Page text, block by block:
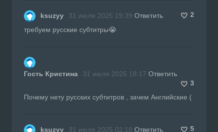
ksuzyy 31 июля 2025 19:39 Ответить
2
требуем русские субтитры😭
Гость Кристина 31 июля 2025 18:17 Ответить
3
Почему нету русских субтитров , зачем Английские (
ksuzyy 31 июля 2025 02:18 Ответить
5